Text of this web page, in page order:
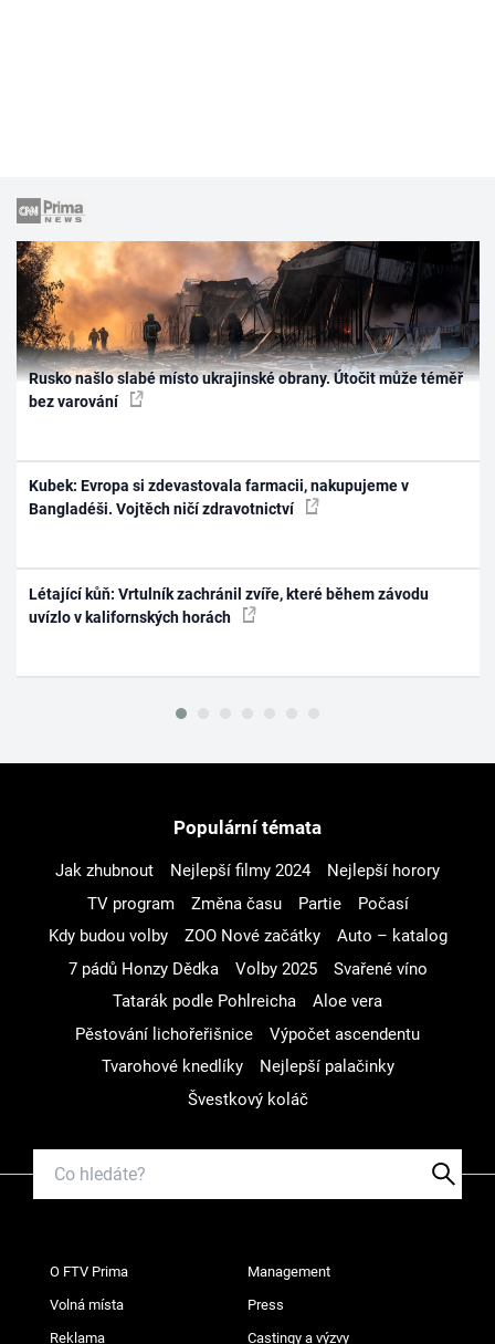
Rusko našlo slabé místo ukrajinské obrany. Útočit může téměř
bez varování
Kubek: Evropa si zdevastovala farmacii, nakupujeme v
Bangladéši. Vojtěch ničí zdravotnictví
Létající kůň: Vrtulník zachránil zvíře, které během závodu
uvízlo v kalifornských horách
Populární témata
Jak zhubnout Nejlepší filmy 2024
Nejlepší horory
TV program
Změna času Partie
Počasí
Kdy budou volby
ZOO Nové začátky
Auto – katalog
7 pádů Honzy Dědka
Volby 2025
Svařené víno
Tatarák podle Pohlreicha
Aloe vera
Pěstování lichořeřišnice
Výpočet ascendentu
Tvarohové knedlíky
Nejlepší palačinky
Švestkový koláč
O FTV Prima Management
Volná místa Press
Reklama Castingy a výzvy